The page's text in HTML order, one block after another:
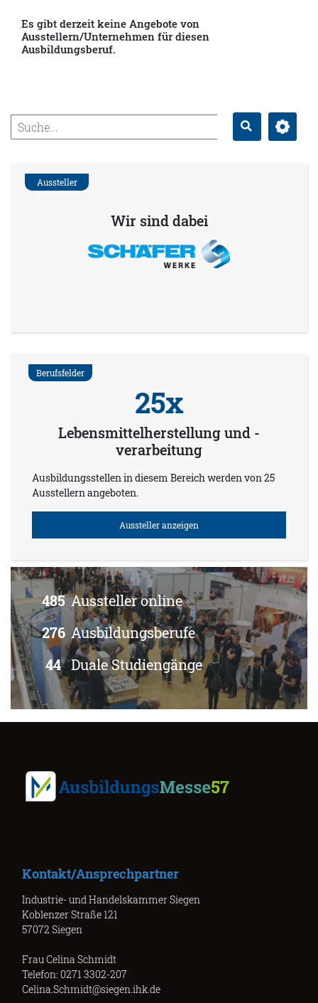
Es gibt derzeit keine Angebote von
Ausstellern/Unternehmen für diesen
Ausbildungsberuf.
Suche
Aussteller
Wir sind dabei
Berufsfelder
25x
Lebensmittelherstellung und -
verarbeitung
Ausbildungsstellen in diesem Bereich werden von 25
Ausstellern angeboten.
Aussteller anzeigen
485Aussteller online
276 Ausbildungsberufe
44 Duale Studiengänge
Kontakt/Ansprechpartner
Industrie- und Handelskammer Siegen
Koblenzer Straße 121
57072 Siegen
Frau Celina Schmidt
Telefon: 0271 3302-207
Celina.Schmidt@siegen.ihk.de